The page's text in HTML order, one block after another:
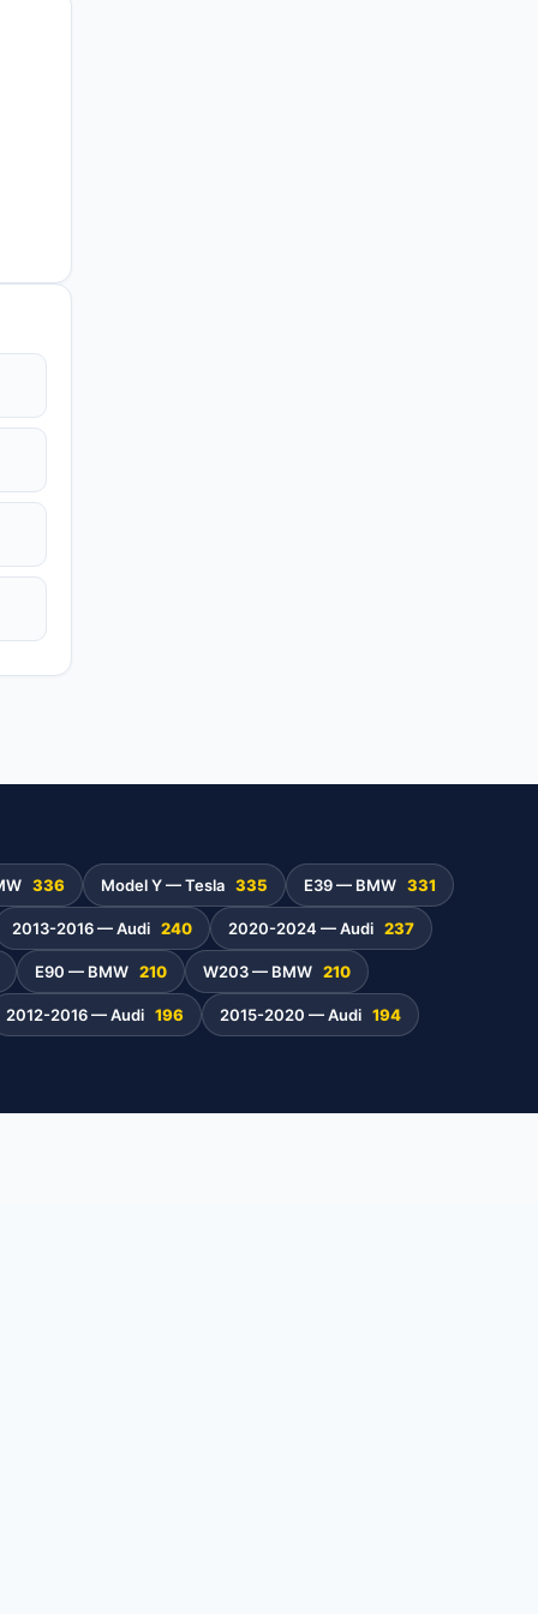
336 Model Y — Tesla 335 E39 — BMW 331
2013-2016 — Audi 240 2020-2024 — Audi 237
E90 — BMW 210 W203 — BMW 210
2012-2016 — Audi 196 2015-2020 — Audi 194